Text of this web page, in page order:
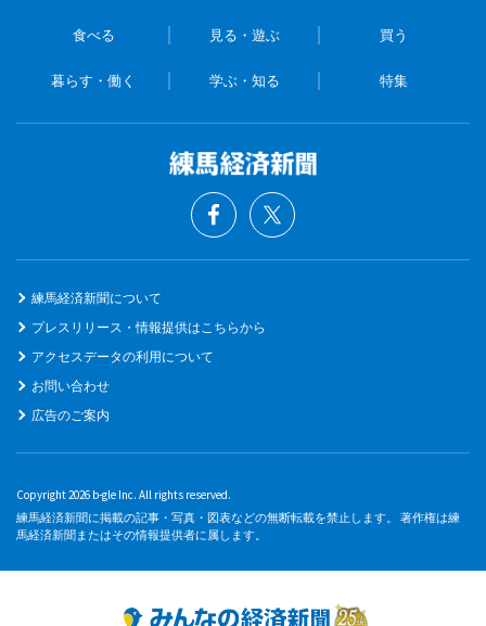
食べる 見る・遊ぶ 買う
暮らす・働く 学ぶ・知る 特集
練馬経済新聞について
プレスリリース・情報提供はこちらから
アクセスデータの利用について
お問い合わせ
広告のご案内
Copyright 2026 b-gle Inc. All rights reserved.
練馬経済新聞に掲載の記事・写真・図表などの無断転載を禁止します。 著作権は練
馬経済新聞またはその情報提供者に属します。